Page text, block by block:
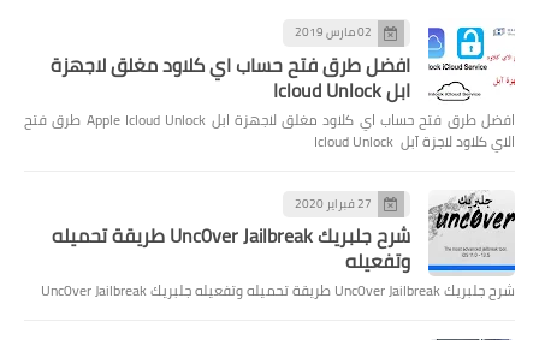
02 مارس 2019
افضل طرق فتح حساب اي كلاود مغلق لاجهزة
ابل Icloud Unlock
افضل طرق فتح حساب اي كلاود مغلق لاجهزة ابل Apple Icloud Unlock طرق فتح
الاي كلاود لاجزة آبل Icloud Unlock
27 فبراير 2020
شرح جلبريك Unc0ver Jailbreak طريقة تحميله
وتفعيله
شرح جلبريك Unc0ver Jailbreak طريقة تحميله وتفعيله جلبريك Unc0ver Jailbreak